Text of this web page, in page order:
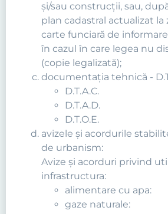
şi/sau construcţii, sau,
plan cadastral actualizat la
carte funciară de
în cazul în care legea nu
(copie legalizată);
documentaţia tehnică -
D.T.A.C.
D.T.A.D.
D.T.O.E.
avizele şi acordurile
de urbanism:
Avize şi acorduri privind
infrastructura:
alimentare cu apa:
gaze naturale: